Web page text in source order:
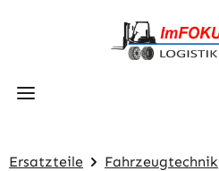
Zum Hauptinhalt springen
Ersatzteile Fahrzeugtechnik